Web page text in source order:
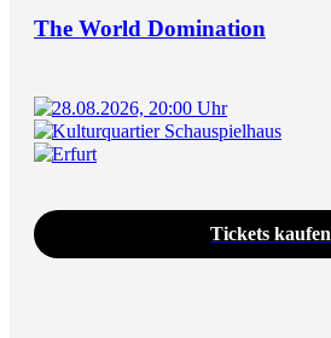
The World Domination
28.08.2026, 20:00 Uhr
Kulturquartier Schauspielhaus
Erfurt
Tickets kaufen